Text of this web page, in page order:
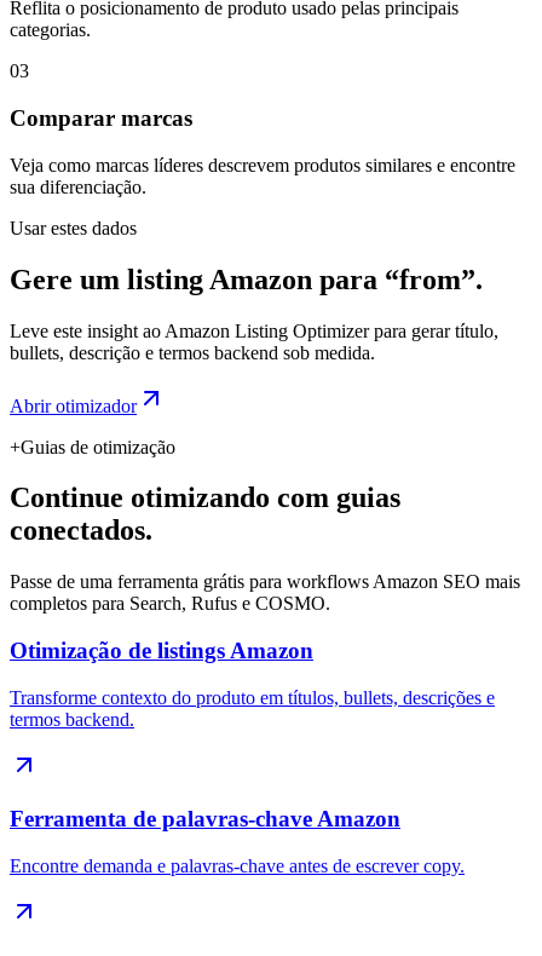
Reflita o posicionamento de produto usado pelas principais
categorias.
03
Comparar marcas
Veja como marcas líderes descrevem produtos similares e encontre
sua diferenciação.
Usar estes dados
Gere um listing Amazon para “from”.
Leve este insight ao Amazon Listing Optimizer para gerar título,
bullets, descrição e termos backend sob medida.
Abrir otimizador
+Guias de otimização
Continue otimizando com guias
conectados.
Passe de uma ferramenta grátis para workflows Amazon SEO mais
completos para Search, Rufus e COSMO.
Otimização de listings Amazon
Transforme contexto do produto em títulos, bullets, descrições e
termos backend.
Ferramenta de palavras-chave Amazon
Encontre demanda e palavras-chave antes de escrever copy.